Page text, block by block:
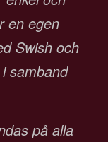
en egen
Swish och
samband
på alla